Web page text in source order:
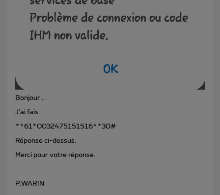
Bonjour.…
J'ai fais …
**61*0032475151516**30#
Réponse ci-dessus.
Merci pour votre réponse.
P.WARIN